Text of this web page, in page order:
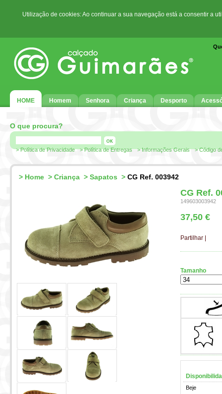
Utilização de cookies: Ao continuar a sua navegação está a consentir a
HOME Homem Senhora Criança Desporto
O que procura?
> Política de Privacidade > Política de Entregas > Informações Gerais > Código
> Home > Criança > Sapatos > CG Ref. 003942
CG Ref.
149603003942
37,50 €
Partilhar
Tamanho
Beje